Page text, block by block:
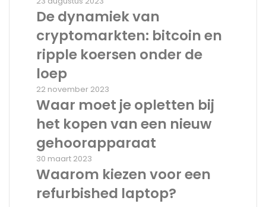
effectief?
dynamiek
van
cryptomarkten:
bitcoin
en
ripple
koersen
onder
de
loep
De dynamiek van
cryptomarkten: bitcoin en
ripple koersen onder de
loep
Waar
moet
je
opletten
bij
het
kopen
van
een
nieuw
22 november 2023
Waar moet je opletten bij
het kopen van een nieuw
gehoorapparaat
Waarom
kiezen
voor
een
30 maart 2023
Waarom kiezen voor een
refurbished laptop?